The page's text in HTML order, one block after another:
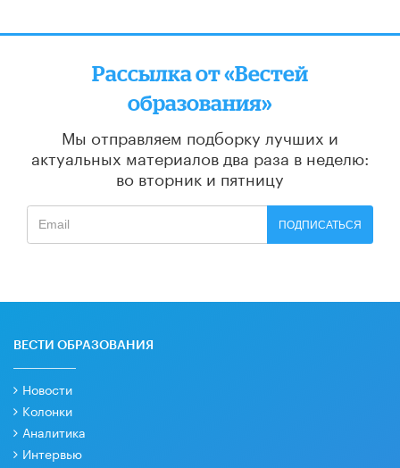
Рассылка от «Вестей
образования»
Мы отправляем подборку лучших и
актуальных материалов два раза в неделю:
во вторник и пятницу
ПОДПИСАТЬСЯ
ВЕСТИ ОБРАЗОВАНИЯ
Новости
Колонки
Аналитика
Интервью